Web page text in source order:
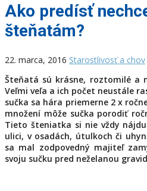
Ako predísť
šteňatám?
22. marca, 2016 Starostlivosť a chov
Šteňatá sú krásne, roztomilé a
Veľmi veľa a ich počet neustále
sučka sa hára priemerne 2 x
množení môže sučka porodiť
Tieto šteniatka si nie vždy
ulici, v osadách, útulkoch či
sa mal zodpovedný majiteľ
svoju sučku pred neželanou